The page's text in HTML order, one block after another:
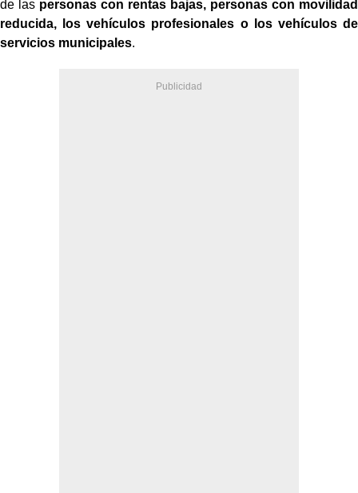
de las personas con rentas bajas, personas con movilidad
reducida, los vehículos profesionales o los vehículos de
servicios municipales.